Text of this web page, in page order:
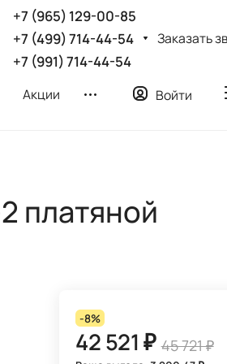
+7 (965) 129-00-85
+7 (499) 714-44-54
+7 (991) 714-44-54
Заказать
Акции Войти
платяной
-8%
42 521 ₽ 45 721 ₽